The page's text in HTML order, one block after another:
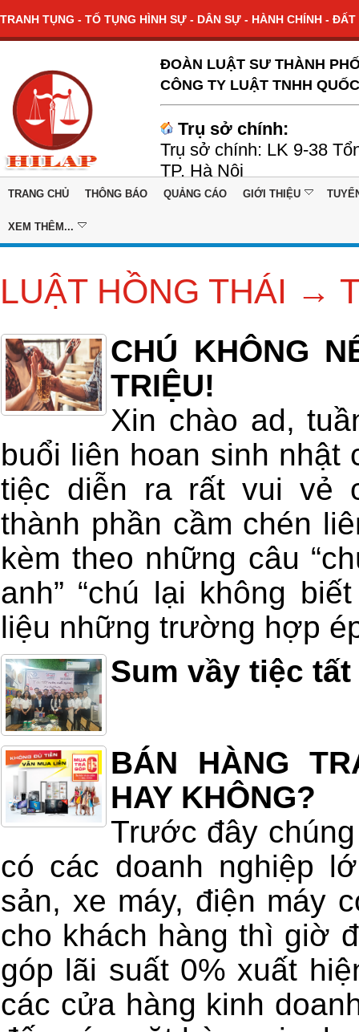
TRANH TỤNG - TỐ TỤNG HÌNH SỰ - DÂN SỰ - HÀNH CHÍNH -
ĐOÀN LUẬT SƯ THÀNH
CÔNG TY LUẬT TNHH
Trụ sở chính:
Trụ sở chính: LK 9-38
TP. Hà Nội
TRANG CHỦ THÔNG BÁO QUẢNG CÁO GIỚI THIỆU
XEM THÊM...
LUẬT HỒNG THÁI →
CHÚ KHÔNG
TRIỆU!
Xin chào ad,
buổi liên hoan sinh
tiệc diễn ra rất vui vẻ
thành phần cầm chén
kèm theo những câu
anh” “chú lại không
liệu những trường hợp
Sum vầy tiệc tất
BÁN HÀNG
HAY KHÔNG?
Trước đây
có các doanh nghiệp
sản, xe máy, điện máy
cho khách hàng thì giờ
góp lãi suất 0% xuất
các cửa hàng kinh